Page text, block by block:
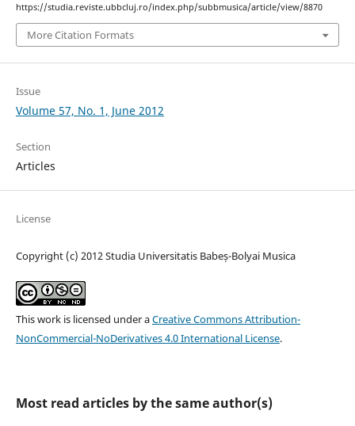
https://studia.reviste.ubbcluj.ro/index.php/subbmusica/article/view/8870
More Citation Formats
Issue
Volume 57, No. 1, June 2012
Section
Articles
License
Copyright (c) 2012 Studia Universitatis Babeș-Bolyai Musica
This work is licensed under aCreative Commons Attribution-
NonCommercial-NoDerivatives 4.0 International License.
Most read articles by the same author(s)